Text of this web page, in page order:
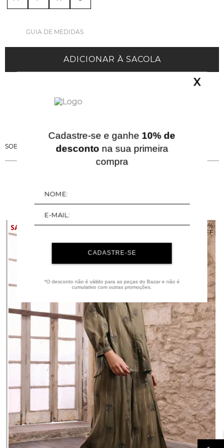
X
Cadastre-se e ganhe 10% de
desconto na sua primeira
compra
CADASTRE-SE
*O desconto não é válido para as peças do Bazar e não é
cumulativo com outras promoções.
GUIA DE MEDIDAS
ADICIONAR À SACOLA
SOBRE ESSA PEÇA
QUERIDINHOS
30%
OFF